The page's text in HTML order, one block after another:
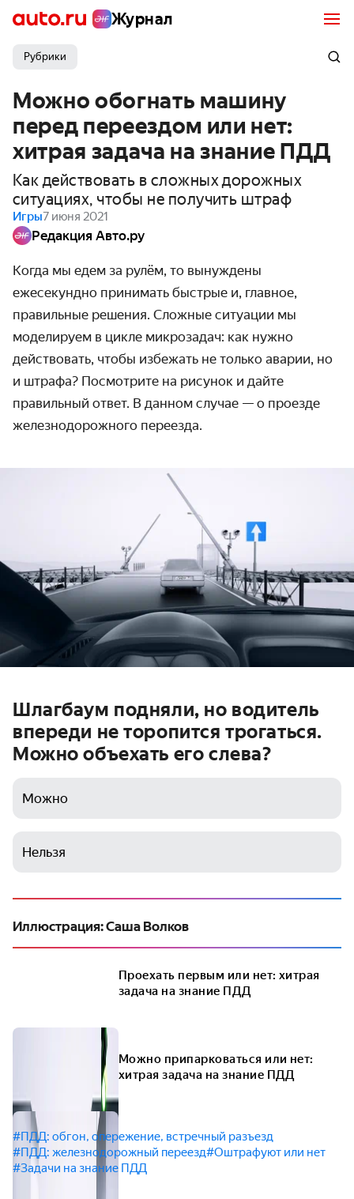
Журнал
Рубрики
Можно обогнать машину
перед переездом или нет:
хитрая задача на знание ПДД
Как действовать в сложных дорожных
ситуациях, чтобы не получить штраф
Игры7 июня 2021
Редакция Авто.ру
Когда мы едем за рулём, то вынуждены
ежесекундно принимать быстрые и, главное,
правильные решения. Сложные ситуации мы
моделируем в цикле микрозадач: как нужно
действовать, чтобы избежать не только аварии, но
и штрафа? Посмотрите на рисунок и дайте
правильный ответ. В данном случае — о проезде
железнодорожного переезда.
Шлагбаум подняли, но водитель
впереди не торопится трогаться.
Можно объехать его слева?
Можно
Нельзя
Иллюстрация: Саша Волков
Проехать первым или нет: хитрая
задача на знание ПДД
Можно припарковаться или нет:
хитрая задача на знание ПДД
#ПДД: обгон, опережение, встречный разъезд
#ПДД: железнодорожный переезд#Оштрафуют или нет
#Задачи на знание ПДД